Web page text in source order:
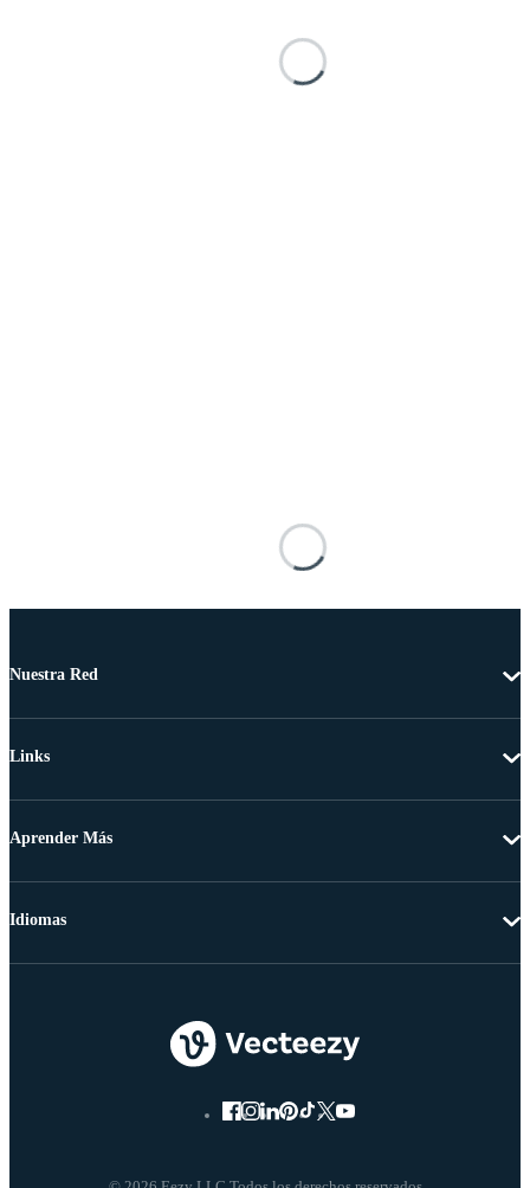
Nuestra Red
Links
Aprender Más
Idiomas